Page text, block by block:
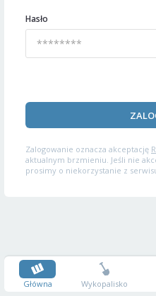
Hasło
Zalogowanie oznacza akceptację
aktualnym brzmieniu. Jeśli nie
prosimy o niekorzystanie z
Główna Wykopalisko